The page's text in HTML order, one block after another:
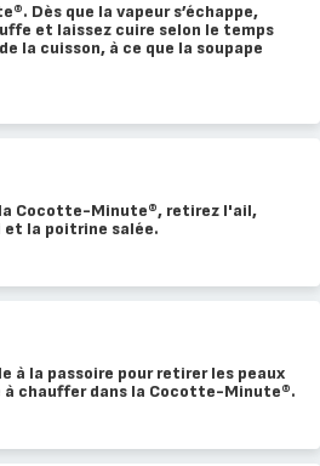
Dès que la vapeur s’échappe,
et laissez cuire selon le temps
la cuisson, à ce que la soupape
la Cocotte-Minute®, retirez l'ail,
et la poitrine salée.
à la passoire pour retirer les peaux
chauffer dans la Cocotte-Minute®.